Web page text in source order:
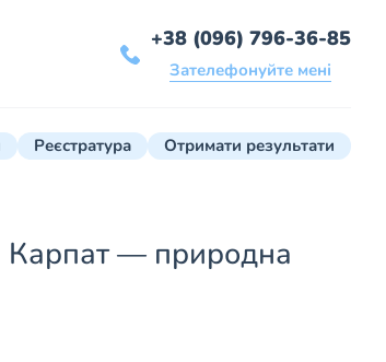
+38 (096) 796-36-85
Зателефонуйте мені
Реєстратура Отримати результати
Карпат — природна